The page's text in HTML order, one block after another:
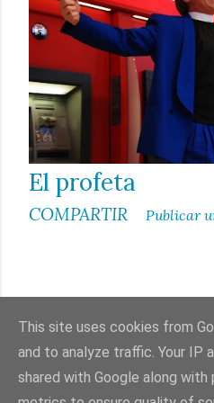
a
d
a
s
El profeta
COMPARTIR Publicar
Con la
This site uses cookies from
and to analyze traffic. Your IP
shared with Google along